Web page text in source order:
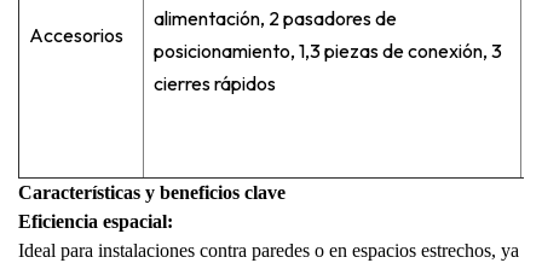
Accesorios
alimentación, 2 pasadores de
posicionamiento, 1,3 piezas de conexión, 3
cierres rápidos
Características y beneficios clave
Eficiencia espacial:
Ideal para instalaciones contra paredes o en espacios estrechos, ya